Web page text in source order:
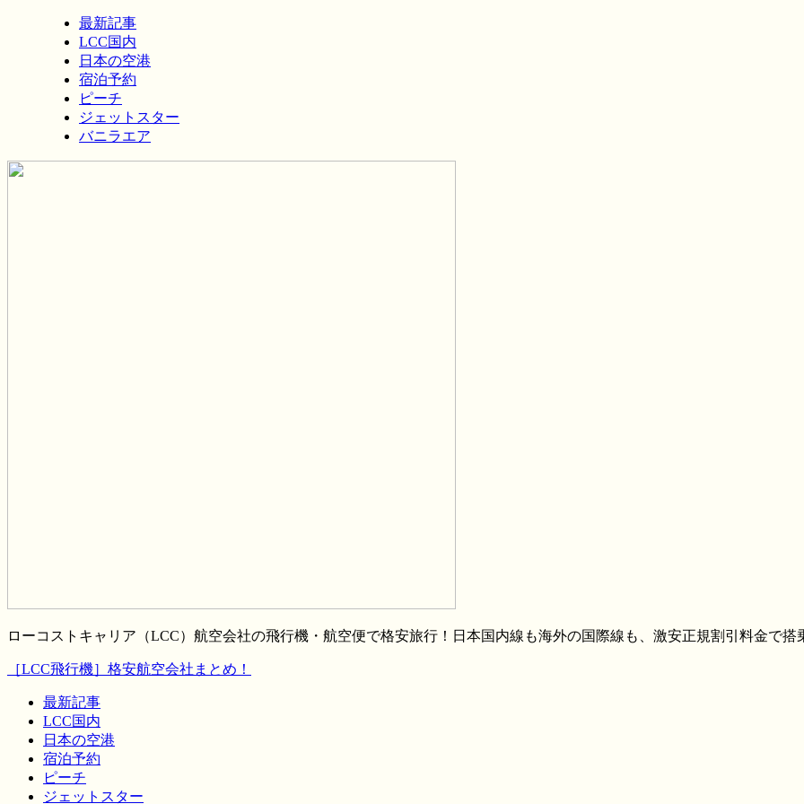
最新記事
LCC国内
日本の空港
宿泊予約
ピーチ
ジェットスター
バニラエア
ローコストキャリア（LCC）航空会社の飛行機・航空便で格安旅行！日本国内線も海外の国際線も、激安正規割引料金で搭
［LCC飛行機］格安航空会社まとめ！
最新記事
LCC国内
日本の空港
宿泊予約
ピーチ
ジェットスター